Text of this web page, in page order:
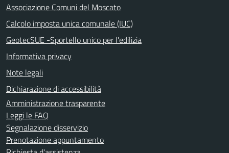
Associazione Comuni del Moscato
Calcolo imposta unica comunale (IUC)
GeotecSUE -Sportello unico per l'edilizia
Informativa privacy
Note legali
Dichiarazione di accessibilità
Amministrazione trasparente
Leggi le FAQ
Segnalazione disservizio
Prenotazione appuntamento